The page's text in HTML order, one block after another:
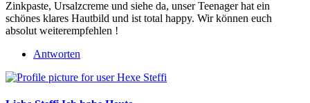
Zinkpaste, Ursalzcreme und siehe da, unser Teenager hat ein
schönes klares Hautbild und ist total happy. Wir können euch
absolut weiterempfehlen !
Antworten